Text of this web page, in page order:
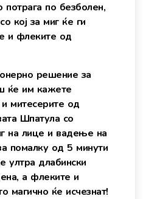
по безболен,
кој за миг ќе ги
и флеките од
решение за
ќе им кажете
митесерите од
Шпатула со
на лице и вадење на
помалку од 5 минути
ултра длабински
а флеките и
магично ќе исчезнат!